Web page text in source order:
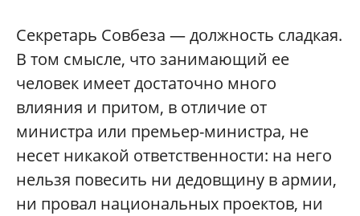
Секретарь Совбеза — должность сладкая.
В том смысле, что занимающий ее
человек имеет достаточно много
влияния и притом, в отличие от
министра или премьер-министра, не
несет никакой ответственности: на него
нельзя повесить ни дедовщину в армии,
ни провал национальных проектов, ни